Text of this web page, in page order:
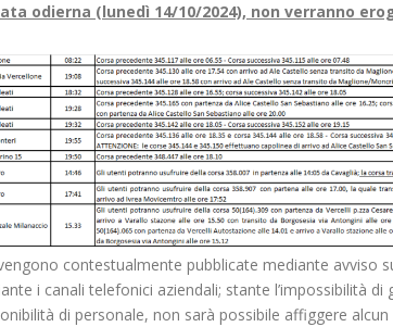
odierna (lunedì 14/10/2024), non verranno
contestualmente pubblicate mediante avviso
i canali telefonici aziendali; stante l’impossibilità di
di personale, non sarà possibile affiggere alcun